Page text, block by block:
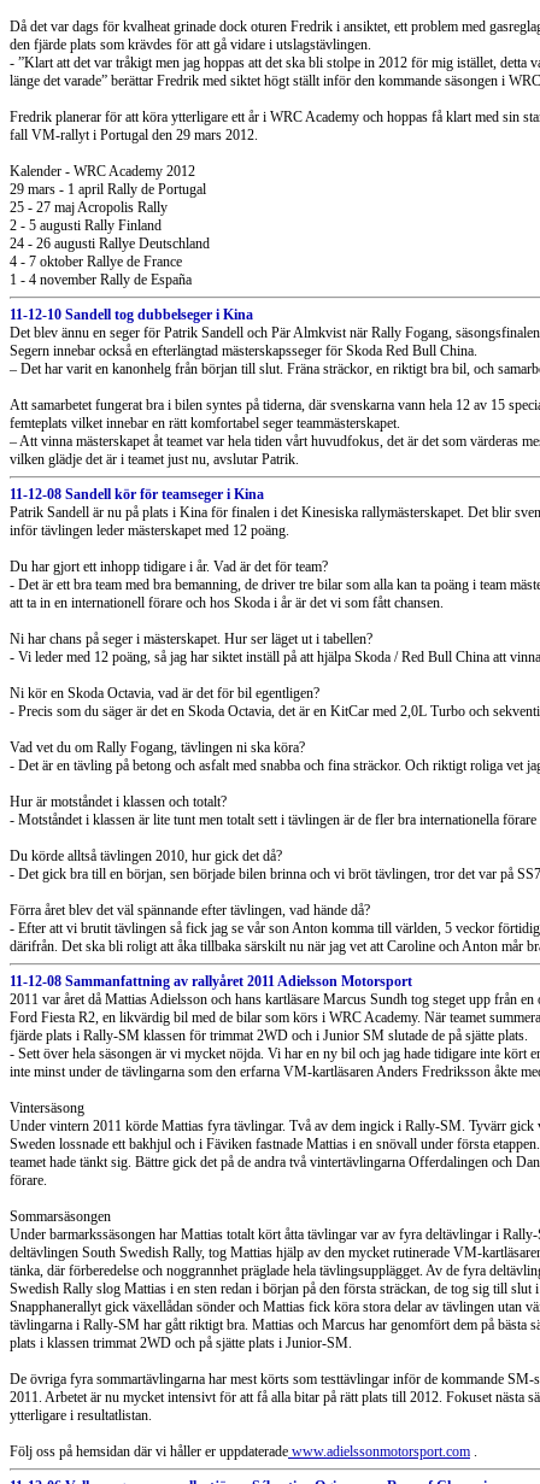
Då det var dags för kvalheat grinade dock oturen Fredrik i ansiktet, ett problem med
den fjärde plats som krävdes för att gå vidare i utslagstävlingen.
- ”Klart att det var tråkigt men jag hoppas att det ska bli stolpe in 2012 för mig istället,
länge det varade” berättar Fredrik med siktet högt ställt inför den kommande säsongen i
Fredrik planerar för att köra ytterligare ett år i WRC Academy och hoppas få klart med sin
fall VM-rallyt i Portugal den 29 mars 2012.
Kalender - WRC Academy 2012
29 mars - 1 april Rally de Portugal
25 - 27 maj Acropolis Rally
2 - 5 augusti Rally Finland
24 - 26 augusti Rallye Deutschland
4 - 7 oktober Rallye de France
1 - 4 november Rally de España
11-12-10 Sandell tog dubbelseger i Kina
Det blev ännu en seger för Patrik Sandell och Pär Almkvist när Rally Fogang,
Segern innebar också en efterlängtad mästerskapsseger för Skoda Red Bull China.
– Det har varit en kanonhelg från början till slut. Fräna sträckor, en riktigt bra bil, och
Att samarbetet fungerat bra i bilen syntes på tiderna, där svenskarna vann hela 12 av 15
femteplats vilket innebar en rätt komfortabel seger teammästerskapet.
– Att vinna mästerskapet åt teamet var hela tiden vårt huvudfokus, det är det som värderas
vilken glädje det är i teamet just nu, avslutar Patrik.
11-12-08 Sandell kör för teamseger i Kina
Patrik Sandell är nu på plats i Kina för finalen i det Kinesiska rallymästerskapet. Det blir
inför tävlingen leder mästerskapet med 12 poäng.
Du har gjort ett inhopp tidigare i år. Vad är det för team?
- Det är ett bra team med bra bemanning, de driver tre bilar som alla kan ta poäng i team
att ta in en internationell förare och hos Skoda i år är det vi som fått chansen.
Ni har chans på seger i mästerskapet. Hur ser läget ut i tabellen?
- Vi leder med 12 poäng, så jag har siktet inställ på att hjälpa Skoda / Red Bull China att
Ni kör en Skoda Octavia, vad är det för bil egentligen?
- Precis som du säger är det en Skoda Octavia, det är en KitCar med 2,0L Turbo och
Vad vet du om Rally Fogang, tävlingen ni ska köra?
- Det är en tävling på betong och asfalt med snabba och fina sträckor. Och riktigt roliga vet
Hur är motståndet i klassen och totalt?
- Motståndet i klassen är lite tunt men totalt sett i tävlingen är de fler bra internationella
Du körde alltså tävlingen 2010, hur gick det då?
- Det gick bra till en början, sen började bilen brinna och vi bröt tävlingen, tror det var på
Förra året blev det väl spännande efter tävlingen, vad hände då?
- Efter att vi brutit tävlingen så fick jag se vår son Anton komma till världen, 5 veckor
därifrån. Det ska bli roligt att åka tillbaka särskilt nu när jag vet att Caroline och Anton mår
11-12-08 Sammanfattning av rallyåret 2011 Adielsson Motorsport
2011 var året då Mattias Adielsson och hans kartläsare Marcus Sundh tog steget upp från
Ford Fiesta R2, en likvärdig bil med de bilar som körs i WRC Academy. När teamet
fjärde plats i Rally-SM klassen för trimmat 2WD och i Junior SM slutade de på sjätte plats.
- Sett över hela säsongen är vi mycket nöjda. Vi har en ny bil och jag hade tidigare inte kört
inte minst under de tävlingarna som den erfarna VM-kartläsaren Anders Fredriksson åkte
Vintersäsong
Under vintern 2011 körde Mattias fyra tävlingar. Två av dem ingick i Rally-SM. Tyvärr
Sweden lossnade ett bakhjul och i Fäviken fastnade Mattias i en snövall under första
teamet hade tänkt sig. Bättre gick det på de andra två vintertävlingarna Offerdalingen och
förare.
Sommarsäsongen
Under barmarkssäsongen har Mattias totalt kört åtta tävlingar var av fyra deltävlingar i
deltävlingen South Swedish Rally, tog Mattias hjälp av den mycket rutinerade VM-
tänka, där förberedelse och noggrannhet präglade hela tävlingsupplägget. Av de fyra
Swedish Rally slog Mattias i en sten redan i början på den första sträckan, de tog sig till
Snapphanerallyt gick växellådan sönder och Mattias fick köra stora delar av tävlingen utan
tävlingarna i Rally-SM har gått riktigt bra. Mattias och Marcus har genomfört dem på bästa
plats i klassen trimmat 2WD och på sjätte plats i Junior-SM.
De övriga fyra sommartävlingarna har mest körts som testtävlingar inför de kommande
2011. Arbetet är nu mycket intensivt för att få alla bitar på rätt plats till 2012. Fokuset nästa
ytterligare i resultatlistan.
Följ oss på hemsidan där vi håller er uppdaterade www.adielssonmotorsport.com .